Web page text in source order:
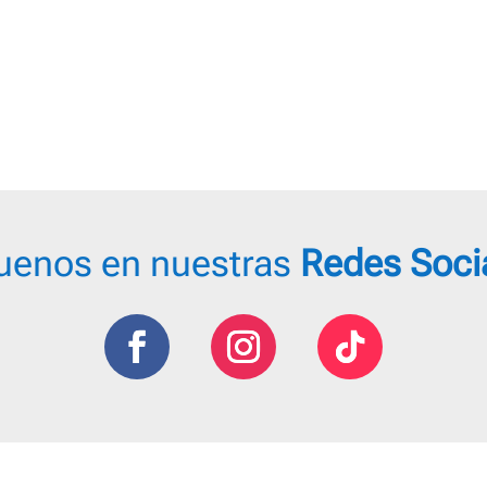
en nuestras Redes